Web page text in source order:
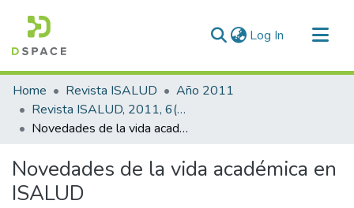
Log In (current)
Communities & Collections
All of DSpace
Statistics
Home Revista ISALUD
Año 2011
Revista ISALUD, 2011, 6(26)
Novedades de la vida académica en ISALUD
Novedades de la vida académica en
ISALUD